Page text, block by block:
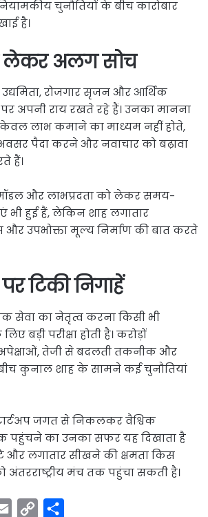
चुनौतियों के बीच कारोबार
है।
लेकर अलग सोच
रोजगार सृजन और आर्थिक
अपनी राय रखते रहे हैं। उनका मानना
लाभ कमाने का माध्यम नहीं होते,
पैदा करने और नवाचार को बढ़ावा
हैं।
मॉडल और लाभप्रदता को लेकर समय-
हुई हैं, लेकिन शाह लगातार
और उपभोक्ता मूल्य निर्माण की बात करते
टिकी निगाहें
सेवा का नेतृत्व करना किसी भी
बड़ी परीक्षा होती है। करोड़ों
तेजी से बदलती तकनीक और
बीच कुनाल शाह के सामने कई चुनौतियां
जगत से निकलकर वैश्विक
पहुंचने का उनका सफर यह दिखाता है
और लगातार सीखने की क्षमता किस
अंतरराष्ट्रीय मंच तक पहुंचा सकती है।